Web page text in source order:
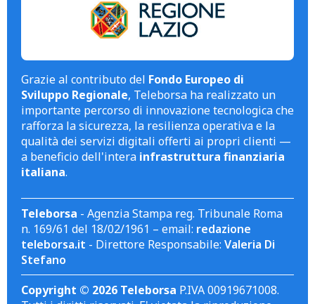
Grazie al contributo del Fondo Europeo di
Sviluppo Regionale, Teleborsa ha realizzato un
importante percorso di innovazione tecnologica che
rafforza la sicurezza, la resilienza operativa e la
qualità dei servizi digitali offerti ai propri clienti —
a beneficio dell'intera infrastruttura finanziaria
italiana.
Teleborsa - Agenzia Stampa reg. Tribunale Roma
n. 169/61 del 18/02/1961 – email: redazione
teleborsa.it - Direttore Responsabile: Valeria Di
Stefano
Copyright © 2026 Teleborsa P.IVA 00919671008.